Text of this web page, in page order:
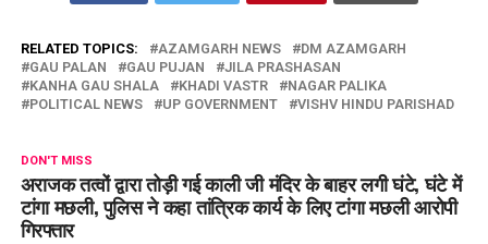
RELATED TOPICS: AZAMGARH NEWS
DM AZAMGARH
GAU PALAN
GAU PUJAN
JILA PRASHASAN
KANHA GAU SHALA
KHADI VASTR
NAGAR PALIKA
POLITICAL NEWS
UP GOVERNMENT VISHV HINDU PARISHAD
DON'T MISS
अराजक तत्वों द्वारा तोड़ी गई काली जी मंदिर के बाहर लगी घंटे, घंटे में
टांगा मछली, पुलिस ने कहा तांत्रिक कार्य के लिए टांगा मछली आरोपी
गिरफ्तार